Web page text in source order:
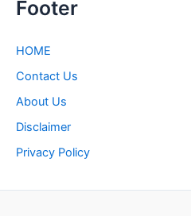
Footer
HOME
Contact Us
About Us
Disclaimer
Privacy Policy